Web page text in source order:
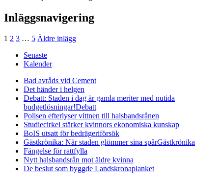
Inläggsnavigering
1 2 3 … 5 Äldre inlägg
Senaste
Kalender
Bad avråds vid Cement
Det händer i helgen
Debatt: Staden i dag är gamla meriter med nutida
budgetlösningar!Debatt
Polisen efterlyser vittnen till halsbandsrånen
Studiecirkel stärker kvinnors ekonomiska kunskap
BoIS utsatt för bedrägeriförsök
Gästkrönika: När staden glömmer sina spårGästkrönika
Fängelse för rattfylla
Nytt halsbandsrån mot äldre kvinna
De beslut som byggde Landskronaplanket